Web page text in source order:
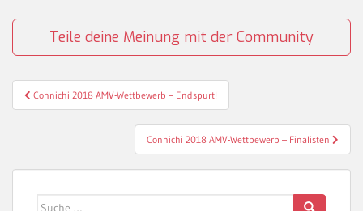
Teile deine Meinung mit der Community
Beitragsnavigation
Connichi 2018 AMV-Wettbewerb – Endspurt!
Connichi 2018 AMV-Wettbewerb – Finalisten
Suche